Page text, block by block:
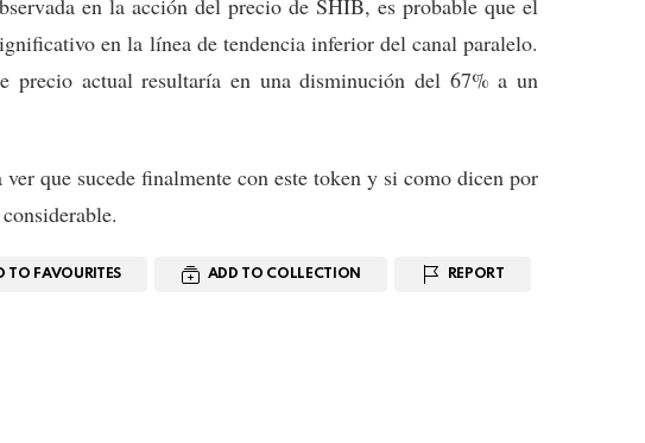
en la acción del precio de SHIB, es probable que el
en la línea de tendencia inferior del canal paralelo.
precio actual resultaría en una disminución del 67% a un
ver que sucede finalmente con este token y si como dicen por
TO FAVOURITES ADD TO COLLECTION REPORT